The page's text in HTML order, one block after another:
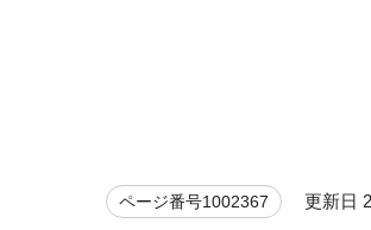
ページ番号1002367 更新日